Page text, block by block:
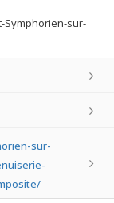
Symphorien-sur-
sur-